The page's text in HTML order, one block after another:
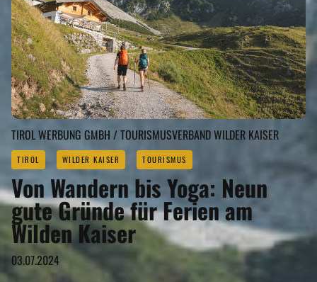
TIROL WERBUNG GMBH / TOURISMUSVERBAND WILDER KAISER
TIROL WILDER KAISER TOURISMUS
Von Wandern bis Yoga: Neun
gute Gründe für Ferien am
Wilden Kaiser
03.07.2024